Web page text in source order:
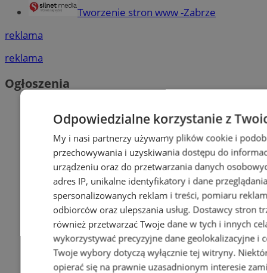
Tworzenie stron www -Zabrze
reklama
reklama
Ogłoszenia
Odpowiedzialne korzystanie z
My i nasi partnerzy używamy plików cookie i
przechowywania i uzyskiwania dostępu do
urządzeniu oraz do przetwarzania danych
adres IP, unikalne identyfikatory i dane
spersonalizowanych reklam i treści, pomiaru
odbiorców oraz ulepszania usług. Dostawcy stron
również przetwarzać Twoje dane w tych i innych
wykorzystywać precyzyjne dane geolokalizacyjne i
Twoje wybory dotyczą wyłącznie tej witryny.
opierać się na prawnie uzasadnionym interesie